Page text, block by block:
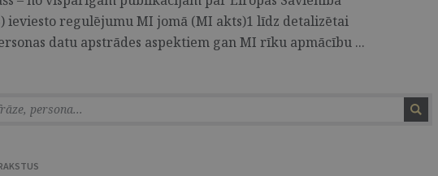
ieviesto regulējumu MI jomā (MI akts)1 līdz detalizētai
datu apstrādes aspektiem gan MI rīku apmācību ...